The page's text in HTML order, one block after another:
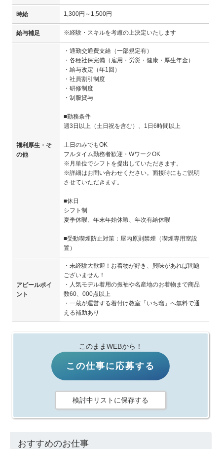
時給 1,300円～1,500円
給与補足 ※経験・スキルを考慮の上決定いたします
福利厚生・そ
の他
・通勤交通費支給（一部規定有）
・各種社保完備（雇用・労災・健康・厚生年金）
・給与改定（年1回）
・社員割引制度
・研修制度
・制服貸与
■勤務条件
週3日以上（土日祝を含む）、1日6時間以上
土日のみでもOK
フルタイム勤務者歓迎・WワークOK
※月単位でシフトを提出していただきます。
※詳細はお問い合わせください。面接時にもご説明
させていただきます。
■休日
シフト制
夏季休暇、年末年始休暇、年次有給休暇
■受動喫煙防止対策：屋内原則禁煙（喫煙専用室設
置）
アピールポイ
ント
・未経験大歓迎！お着物が好き、興味があれば問題
ございません！
・人気モデル着用の振袖や名産地のお着物まで商品
数60、000点以上
・一蔵が運営する着付け教室「いち瑠」へ無料で通
える補助あり
このままWEBから！
この仕事に応募する
検討中リストに保存する
おすすめのお仕事